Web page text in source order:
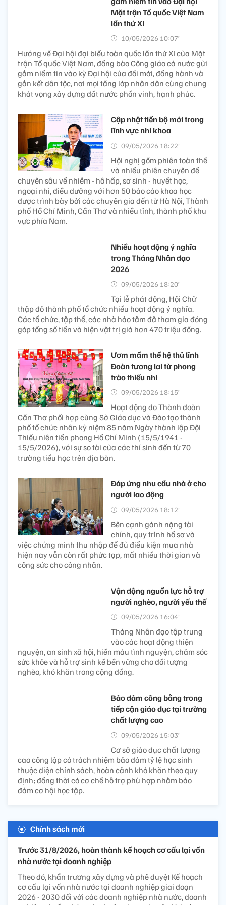
Mặt trận Tổ quốc Việt Nam
lần thứ XI
10/05/2026 10:07’
Hướng về Đại hội đại biểu toàn quốc lần thứ XI của Mặt
trận Tổ quốc Việt Nam, đồng bào Công giáo cả nước gửi
gắm niềm tin vào kỳ Đại hội của đổi mới, đồng hành và
gắn kết dân tộc, nơi mọi tầng lớp nhân dân cùng chung
khát vọng xây dựng đất nước phồn vinh, hạnh phúc.
Cập nhật tiến bộ mới trong
lĩnh vực nhi khoa
09/05/2026 18:22’
Hội nghị gồm phiên toàn thể
và nhiều phiên chuyên đề
chuyên sâu về nhiễm - hô hấp, sơ sinh - huyết học,
ngoại nhi, điều dưỡng với hơn 50 báo cáo khoa học
được trình bày bởi các chuyên gia đến từ Hà Nội, Thành
phố Hồ Chí Minh, Cần Thơ và nhiều tỉnh, thành phố khu
vực phía Nam.
Nhiều hoạt động ý nghĩa
trong Tháng Nhân đạo
2026
09/05/2026 18:20’
Tại lễ phát động, Hội Chữ
thập đỏ thành phố tổ chức nhiều hoạt động ý nghĩa.
Các tổ chức, tập thể, các nhà hảo tâm đã tham gia đóng
góp tổng số tiền và hiện vật trị giá hơn 470 triệu đồng.
Ươm mầm thế hệ thủ lĩnh
Đoàn tương lai từ phong
trào thiếu nhi
09/05/2026 18:15’
Hoạt động do Thành đoàn
Cần Thơ phối hợp cùng Sở Giáo dục và Đào tạo thành
phố tổ chức nhân kỷ niệm 85 năm Ngày thành lập Đội
Thiếu niên tiền phong Hồ Chí Minh (15/5/1941 -
15/5/2026), với sự so tài của các thí sinh đến từ 70
trường tiểu học trên địa bàn.
Đáp ứng nhu cầu nhà ở cho
người lao động
09/05/2026 18:12’
Bên cạnh gánh nặng tài
chính, quy trình hồ sơ và
việc chứng minh thu nhập để đủ điều kiện mua nhà
hiện nay vẫn còn rất phức tạp, mất nhiều thời gian và
công sức cho công nhân.
Vận động nguồn lực hỗ trợ
người nghèo, người yếu thế
09/05/2026 16:04’
Tháng Nhân đạo tập trung
vào các hoạt động thiện
nguyện, an sinh xã hội, hiến máu tình nguyện, chăm sóc
sức khỏe và hỗ trợ sinh kế bền vững cho đối tượng
nghèo, khó khăn trong cộng đồng.
Bảo đảm công bằng trong
tiếp cận giáo dục tại trường
chất lượng cao
09/05/2026 15:03’
Cơ sở giáo dục chất lượng
cao công lập có trách nhiệm bảo đảm tỷ lệ học sinh
thuộc diện chính sách, hoàn cảnh khó khăn theo quy
định; đồng thời có cơ chế hỗ trợ phù hợp nhằm bảo
đảm cơ hội học tập.
Chính sách mới
Trước 31/8/2026, hoàn thành kế hoạch cơ cấu lại vốn
nhà nước tại doanh nghiệp
Theo đó, khẩn trương xây dựng và phê duyệt Kế hoạch
cơ cấu lại vốn nhà nước tại doanh nghiệp giai đoạn
2026 - 2030 đối với các doanh nghiệp nhà nước, doanh